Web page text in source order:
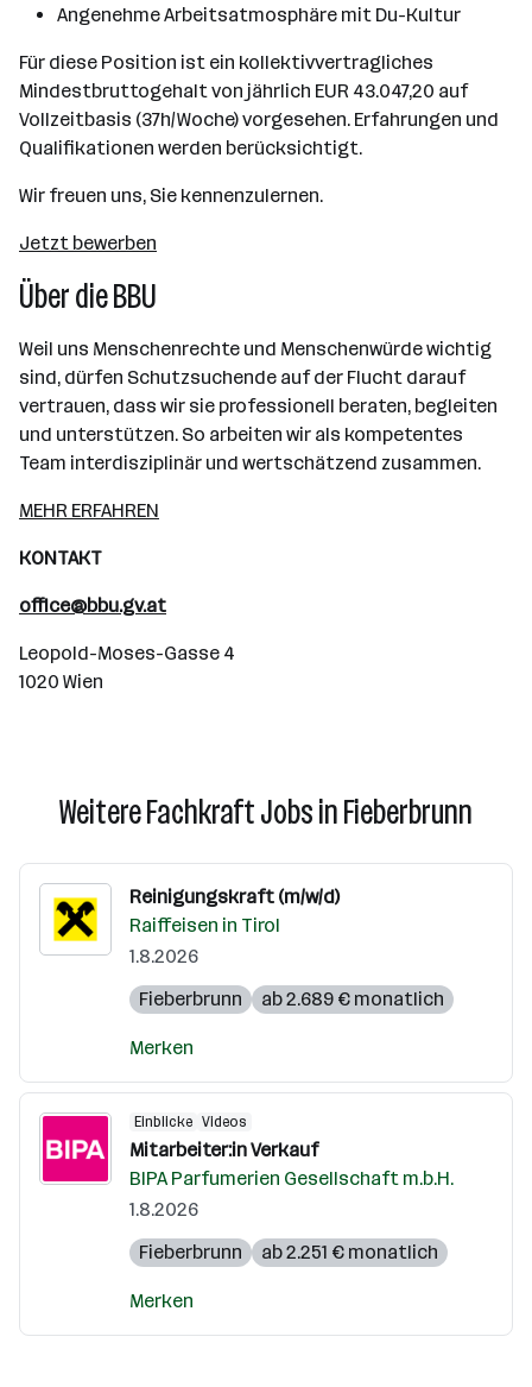
Angenehme Arbeitsatmosphäre mit Du-Kultur
Für diese Position ist ein kollektivvertragliches
Mindestbruttogehalt von jährlich EUR 43.047,20 auf
Vollzeitbasis (37h/Woche) vorgesehen. Erfahrungen und
Qualifikationen werden berücksichtigt.
Wir freuen uns, Sie kennenzulernen.
Jetzt bewerben
Über die BBU
Weil uns Menschenrechte und Menschenwürde wichtig
sind, dürfen Schutzsuchende auf der Flucht darauf
vertrauen, dass wir sie professionell beraten, begleiten
und unterstützen. So arbeiten wir als kompetentes
Team interdisziplinär und wertschätzend zusammen.
MEHR ERFAHREN
KONTAKT
office@bbu.gv.at
Leopold-Moses-Gasse 4
1020 Wien
Weitere Fachkraft Jobs in Fieberbrunn
Reinigungskraft (m/w/d)
Raiffeisen in Tirol
1.8.2026
Fieberbrunn
ab 2.689 € monatlich
Merken
Einblicke Videos
Mitarbeiter:in Verkauf
BIPA Parfumerien Gesellschaft m.b.H.
1.8.2026
Fieberbrunn
ab 2.251 € monatlich
Merken